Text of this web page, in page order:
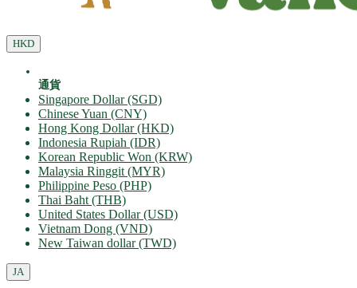
HKD
通貨
Singapore Dollar (SGD)
Chinese Yuan (CNY)
Hong Kong Dollar (HKD)
Indonesia Rupiah (IDR)
Korean Republic Won (KRW)
Malaysia Ringgit (MYR)
Philippine Peso (PHP)
Thai Baht (THB)
United States Dollar (USD)
Vietnam Dong (VND)
New Taiwan dollar (TWD)
JA